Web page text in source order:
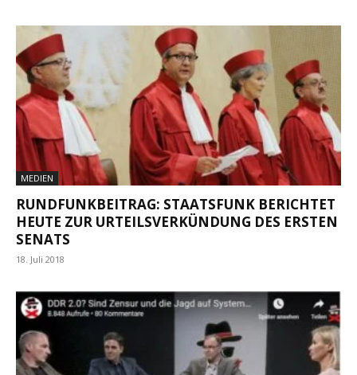
MEDIEN
RUNDFUNKBEITRAG: STAATSFUNK BERICHTET
HEUTE ZUR URTEILSVERKÜNDUNG DES ERSTEN
SENATS
18. Juli 2018